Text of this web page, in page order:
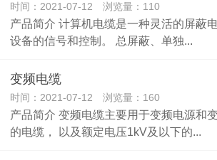
时间：2021-07-12 浏览量：110
产品简介 计算机电缆是一种灵活的屏蔽
设备的信号和控制。 总屏蔽、单独...
变频电缆
时间：2021-07-12 浏览量：160
产品简介 变频电缆主要用于变频电源和
的电缆， 以及额定电压1kV及以下的...